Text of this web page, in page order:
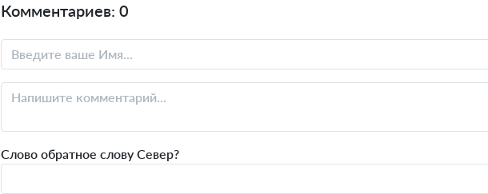
Комментариев: 0
Слово обратное слову Север?